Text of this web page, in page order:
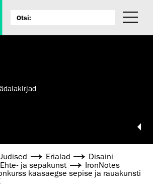
Erialad
Disaini­­
Ehte- ja sepakunst
IronNotes
kaasaegse sepise ja rauakunsti